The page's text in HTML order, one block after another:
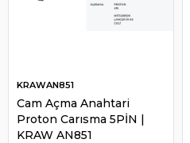
Cam Açma Anahtari
Proton Carısma 5PİN |
KRAW AN851
KRAWAN851